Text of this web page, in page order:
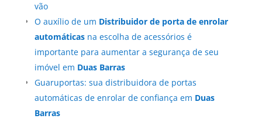
vão
O auxílio de um Distribuidor de porta de enrolar
automáticasna escolha de acessórios é
importante para aumentar a segurança de seu
imóvel em Duas Barras
Guaruportas: sua distribuidora de portas
automáticas de enrolar de confiança em Duas
Barras